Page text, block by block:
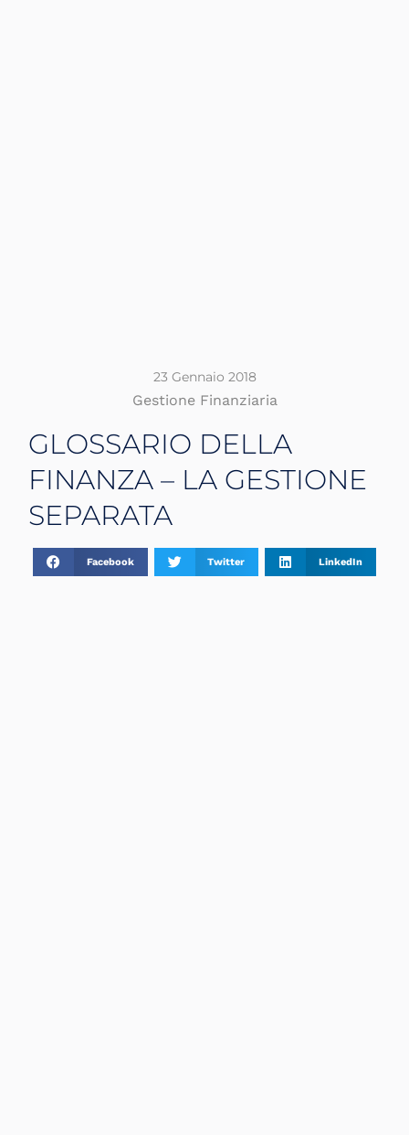
23 Gennaio 2018
Gestione Finanziaria
GLOSSARIO DELLA
FINANZA – LA GESTIONE
SEPARATA
Facebook Twitter LinkedIn